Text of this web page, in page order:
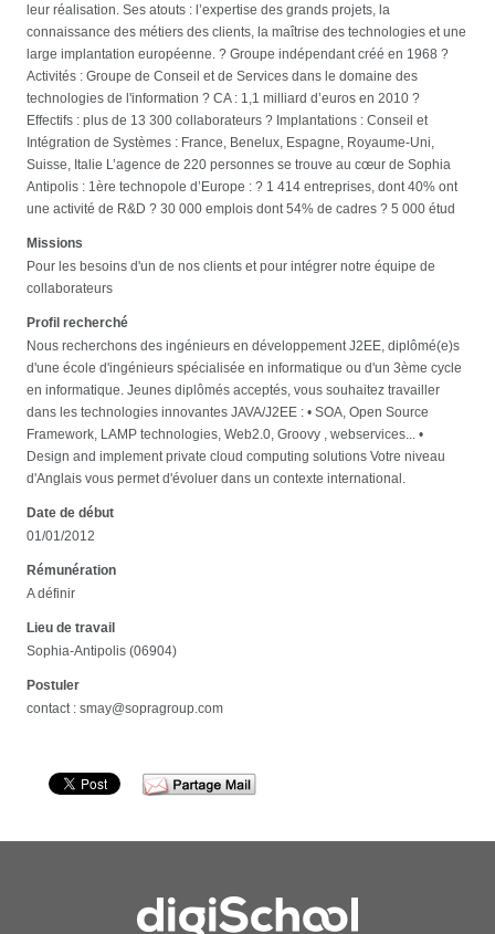
leur réalisation. Ses atouts : l’expertise des grands projets, la
connaissance des métiers des clients, la maîtrise des technologies et une
large implantation européenne. ? Groupe indépendant créé en 1968 ?
Activités : Groupe de Conseil et de Services dans le domaine des
technologies de l'information ? CA : 1,1 milliard d’euros en 2010 ?
Effectifs : plus de 13 300 collaborateurs ? Implantations : Conseil et
Intégration de Systèmes : France, Benelux, Espagne, Royaume-Uni,
Suisse, Italie L’agence de 220 personnes se trouve au cœur de Sophia
Antipolis : 1ère technopole d’Europe : ? 1 414 entreprises, dont 40% ont
une activité de R&D ? 30 000 emplois dont 54% de cadres ? 5 000 étud
Missions
Pour les besoins d'un de nos clients et pour intégrer notre équipe de
collaborateurs
Profil recherché
Nous recherchons des ingénieurs en développement J2EE, diplômé(e)s
d'une école d'ingénieurs spécialisée en informatique ou d'un 3ème cycle
en informatique. Jeunes diplômés acceptés, vous souhaitez travailler
dans les technologies innovantes JAVA/J2EE : • SOA, Open Source
Framework, LAMP technologies, Web2.0, Groovy , webservices... •
Design and implement private cloud computing solutions Votre niveau
d'Anglais vous permet d'évoluer dans un contexte international.
Date de début
01/01/2012
Rémunération
A définir
Lieu de travail
Sophia-Antipolis (06904)
Postuler
contact : smay@sopragroup.com